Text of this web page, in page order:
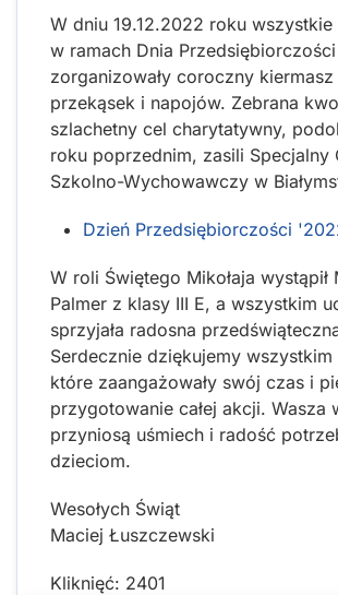
W dniu 19.12.2022 roku wszystkie
w ramach Dnia Przedsiębiorczości
zorganizowały coroczny kiermasz
przekąsek i napojów. Zebrana
szlachetny cel charytatywny,
roku poprzednim, zasili Specjalny
Szkolno-Wychowawczy w
Dzień Przedsiębiorczości
W roli Świętego Mikołaja wystąpił
Palmer z klasy III E, a wszystkim
sprzyjała radosna
Serdecznie dziękujemy wszystkim
które zaangażowały swój czas i
przygotowanie całej akcji. Wasza
przyniosą uśmiech i radość
dzieciom.
Wesołych Świąt
Maciej Łuszczewski
Kliknięć: 2401